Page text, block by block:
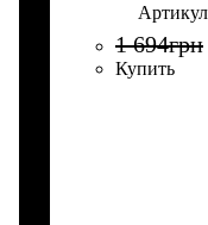
1 694грн
Купить